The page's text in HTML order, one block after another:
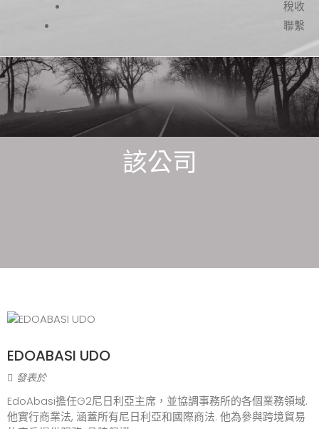
稅收
聯繫
該公司
EDOABASI UDO
發表於
EdoAbasi擔任G2尼日利亞主席，並協調事務所的各個業務領域.
他實行商業法, 涵蓋所有尼日利亞和國際商法. 他為參與跨境貿易